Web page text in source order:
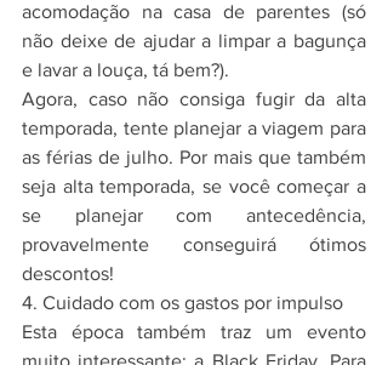
acomodação na casa de parentes (só
não deixe de ajudar a limpar a bagunça
e lavar a louça, tá bem?).
Agora, caso não consiga fugir da alta
temporada, tente planejar a viagem para
as férias de julho. Por mais que também
seja alta temporada, se você começar a
se planejar com antecedência,
provavelmente conseguirá ótimos
descontos!
4. Cuidado com os gastos por impulso
Esta época também traz um evento